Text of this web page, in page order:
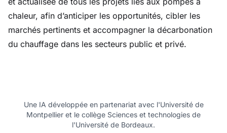
chaleur, afin d’anticiper les opportunités, cibler les
marchés pertinents et accompagner la décarbonation
du chauffage dans les secteurs public et privé.
Une IA développée en partenariat avec l'Université de
Montpellier et le collège Sciences et technologies de
l'Université de Bordeaux.